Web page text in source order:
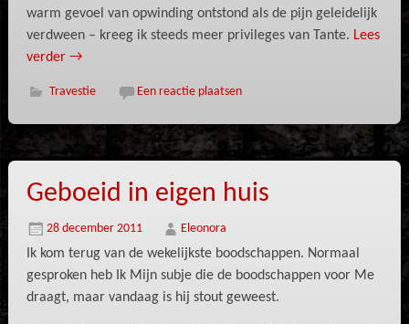
warm gevoel van opwinding ontstond als de pijn geleidelijk
verdween – kreeg ik steeds meer privileges van Tante. Lees
verder →
Travestie Een reactie plaatsen
Geboeid in eigen huis
28 december 2011 Eleonora
Ik kom terug van de wekelijkste boodschappen. Normaal
gesproken heb Ik Mijn subje die de boodschappen voor Me
draagt, maar vandaag is hij stout geweest.